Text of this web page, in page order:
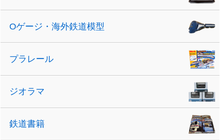
Oゲージ・海外鉄道模型
プラレール
ジオラマ
鉄道書籍